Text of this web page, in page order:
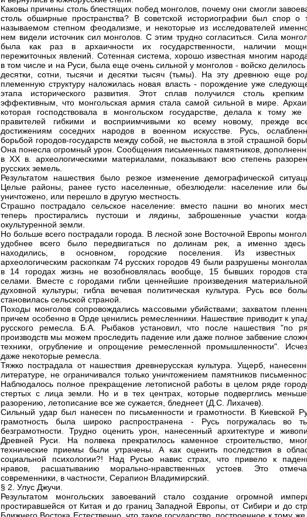
Каковы причины столь блестящих побед монголов, почему они смогли
столь обширные пространства? В советской историографии был спор о
называемом степном феодализме, и некоторые из исследователей
нем видели источник сил монголов. С этим трудно согласиться. Сила
была как раз в архаичности их государственности, наличии
пережиточных явлений. Сотенная система, хорошо известная многим
в том числе и на Руси, была еще очень сильной у монголов - войско делилось
десятки, сотни, тысячи и десятки тысяч (тьмы). На эту древнюю еще
племенную структуру наложилась новая власть - порождение уже
этапа исторического развития. Этот сплав получился столь
эффективным, что монгольская армия стала самой сильной в мире.
которая господствовала в монгольском государстве, делала к тому же
правителей гибкими и восприимчивыми ко всему новому, прежде
достижениям соседних народов в военном искусстве. Русь,
борьбой городов-государств между собой, не выстояла в этой страшной
Она понесла огромный урон. Сообщения письменных памятников,
в XX в. археологическими материалами, показывают всю степень
русских земель.
Результатом нашествия было резкое изменение демографической
Целые районы, ранее густо населенные, обезлюдели: население или
уничтожено, или перешло в другую местность.
Страшно пострадало сельское население: вместо пашни во многих
теперь простирались пустоши и лядины, заброшенные участки
окультуренной земли.
Но больше всего пострадали города. В лесной зоне Восточной Европы
удобнее всего было передвигаться по долинам рек, а именно
находились, в основном, городские поселения. Из известных
археологическим раскопкам 74 русских городов 49 были разрушены
в 14 городах жизнь не возобновлялась вообще, 15 бывших городов
селами. Вместе с городами гибли ценнейшие произведения
духовной культуры; гибла вечевая политическая культура. Русь все
становилась сельской страной.
Походы монголов сопровождались массовыми убийствами; захватом
причем особенно в Орде ценились ремесленники. Нашествие приводит к
русского ремесла. Б.А. Рыбаков установил, что после нашествия "по
производств мы можем проследить падение или даже полное забвение
техники, огрубление и опрощение ремесленной промышленности".
даже некоторые ремесла.
Тяжко пострадала от нашествия древнерусская культура. Ущерб,
литературе, не ограничивался только уничтожением памятников
Наблюдалось полное прекращение летописной работы в целом ряде
стертых с лица земли. Но и в тех центрах, которые подверглись
разорению, летописание все же сужается, бледнеет (Д.С. Лихачев).
Сильный удар был нанесен по письменности и грамотности. В Киевской
грамотность была широко распространена - Русь погружалась во
безграмотности. Трудно оценить урон, нанесенный архитектуре и
Древней Руси. На полвека прекратилось каменное строительство,
технические приемы были утрачены. А как оценить последствия в
социальной психологии?! Над Русью навис страх, что привело к
нравов, расшатыванию морально-нравственных устоев. Это
современники, в частности, Серапион Владимирский.
§ 2. Улус Джучи.
Результатом монгольских завоеваний стало создание огромной
простиравшейся от Китая и до границ Западной Европы, от Сибири и до